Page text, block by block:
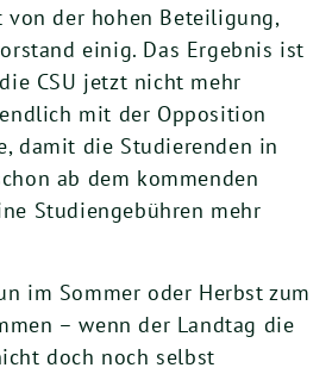
der hohen Beteiligung,
einig. Das Ergebnis ist
CSU jetzt nicht mehr
mit der Opposition
damit die Studierenden in
ab dem kommenden
Studiengebühren mehr
im Sommer oder Herbst zum
– wenn der Landtag die
doch noch selbst